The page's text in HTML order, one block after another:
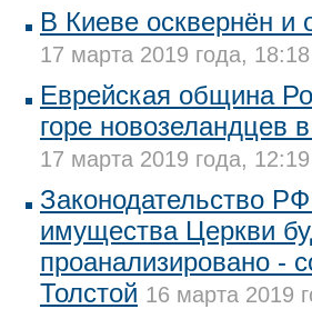
В Киеве осквернён
17 марта 2019 года, 18:18
Еврейская община
горе новозеландцев
17 марта 2019 года, 12:19
Законодательство
имущества Церкви
проанализировано -
Толстой 16 марта 2019